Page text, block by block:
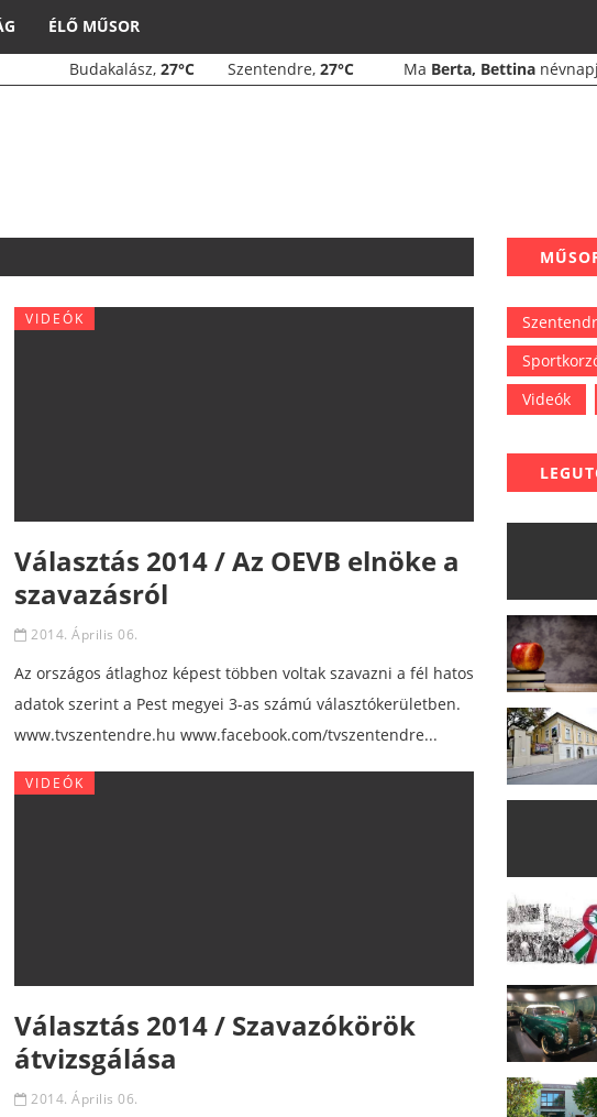
ÉLŐ MŰSOR
Budakalász, 27°C Szentendre, 27°C Ma Berta, Bettina
VIDEÓK
Választás 2014 / Az OEVB elnöke a
szavazásról
2014. Április 06.
Az országos átlaghoz képest többen voltak szavazni a fél hatos
adatok szerint a Pest megyei 3-as számú választókerületben.
www.tvszentendre.hu www.facebook.com/tvszentendre...
VIDEÓK
Választás 2014 / Szavazókörök
átvizsgálása
2014. Április 06.
Videók